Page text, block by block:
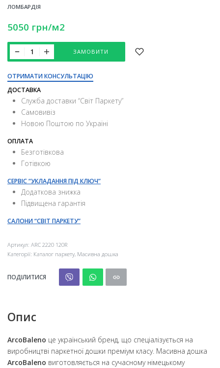
ЛОМБАРДІЯ
5050 грн/м2
ЗАМОВИТИ
ОТРИМАТИ КОНСУЛЬТАЦІЮ
ДОСТАВКА
Служба доставки “Свiт Паркету”
Самовивіз
Новою Поштою по Україні
ОПЛАТА
Безготівкова
Готівкою
СЕРВІС “УКЛАДАННЯ ПІД КЛЮЧ”
Додаткова знижка
Підвищена гарантія
САЛОНИ “СВІТ ПАРКЕТУ”
Артикул: ARC 2220 120R
Категорії: Каталог паркету, Масивна дошка
ПОДІЛИТИСЯ
Опис
ArcoBaleno це український бренд, що спеціалізується на
виробництві паркетної дошки преміум класу. Масивна дошка
ArcoBaleno виготовляється на сучасному німецькому